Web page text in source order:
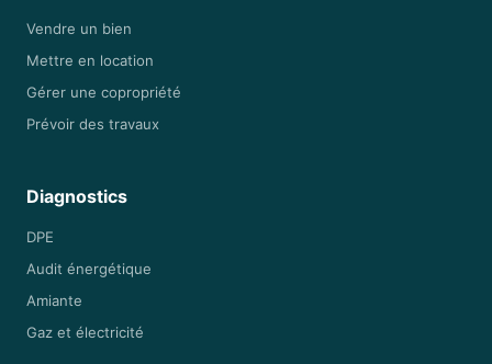
Vendre un bien
Mettre en location
Gérer une copropriété
Prévoir des travaux
Diagnostics
DPE
Audit énergétique
Amiante
Gaz et électricité